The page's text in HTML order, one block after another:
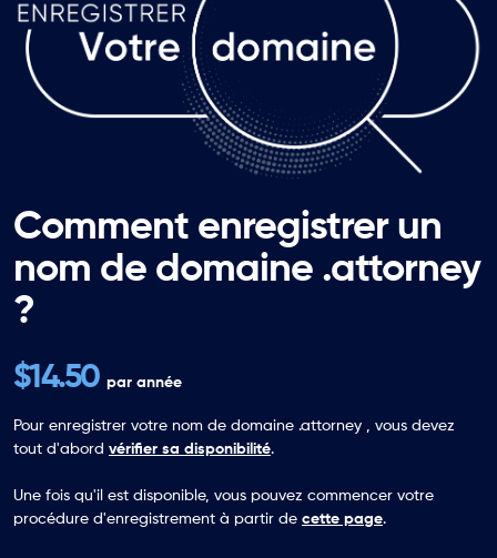
Comment enregistrer un
nom de domaine .attorney
?
$14.50par année
Pour enregistrer votre nom de domaine .attorney , vous devez
tout d'abord vérifier sa disponibilité.
Une fois qu'il est disponible, vous pouvez commencer votre
procédure d'enregistrement à partir de cette page.